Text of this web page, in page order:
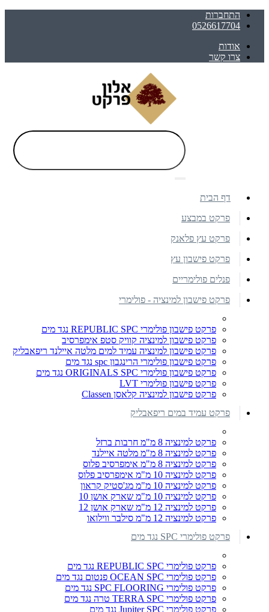
התחברות
0526617704
אודות
צרו קשר
דף הבית
פרקט במבצע
פרקט עץ פלאנק
פרקט פישבון עץ
פנלים פולימריים
פרקט פישבון למינציה - פולימרי
פרקט פישבון פולימרי REPUBLIC SPC נגד מים
פרקט פישבון למינציה קוויק סטפ אימפרסיב
פרקט פישבון למינציה עמיד למים מלטה איילנד ריפאבליק
פרקט פישבון פולימרי הרינגבון spc נגד מים
פרקט פישבון פולימרי ORIGINALS SPC נגד מים
פרקט פישבון פולימרי LVT
פרקט פישבון למינציה קלאסן Classen
פרקט עמיד במים ריפאבליק
פרקט למינציה 8 מ"מ חרבות ברזל
פרקט למינציה 8 מ"מ מלטה איילנד
פרקט למינציה 8 מ"מ אימפרסיב פלוס
פרקט למינציה 10 מ"מ אימפרסיב פלוס
פרקט למינציה 10 מ"מ מג'סטיק קראון
פרקט למינציה 10 מ"מ שארק אושן 10
פרקט למינציה 12 מ"מ שארק אושן 12
פרקט למינציה 12 מ"מ סילבר ווילואו
פרקט פולימרי SPC נגד מים
פרקט פולימרי REPUBLIC SPC נגד מים
פרקט פולימרי OCEAN SPC פנטום נגד מים
פרקט פולימרי SPC FLOORING נגד מים
פרקט פולימרי TERRA SPC טרה נגד מים
פרקט פולימרי Jupiter SPC נגד מים